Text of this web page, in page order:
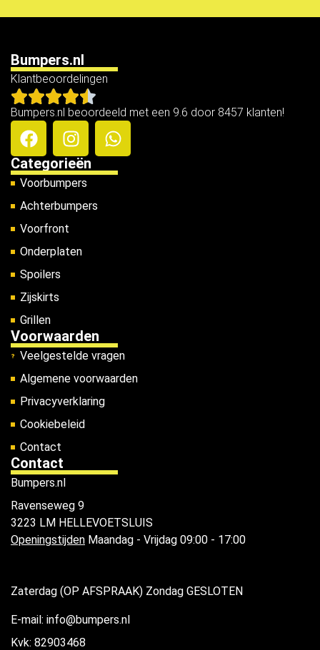
Bumpers.nl
Klantbeoordelingen
Bumpers.nl beoordeeld met een 9.6 door 8457 klanten!
Categorieën
Voorbumpers
Achterbumpers
Voorfront
Onderplaten
Spoilers
Zijskirts
Grillen
Voorwaarden
Veelgestelde vragen
Algemene voorwaarden
Privacyverklaring
Cookiebeleid
Contact
Contact
Bumpers.nl
Ravenseweg 9
3223 LM HELLEVOETSLUIS
Openingstijden Maandag - Vrijdag 09:00 - 17:00
Zaterdag (OP AFSPRAAK) Zondag GESLOTEN
E-mail: info@bumpers.nl
Kvk: 82903468